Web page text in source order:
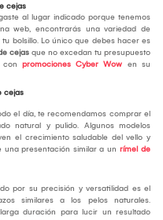
cejas
al lugar indicado porque tenemos
web, encontrarás una variedad de
tu bolsillo. Lo único que debes hacer es
cejas que no excedan tu presupuesto
con promociones Cyber Wow en su
cejas
el día, te recomendamos comprar el
natural y pulido. Algunos modelos
el crecimiento saludable del vello y
una presentación similar a un rímel de
por su precisión y versatilidad es el
similares a los pelos naturales.
duración para lucir un resultado